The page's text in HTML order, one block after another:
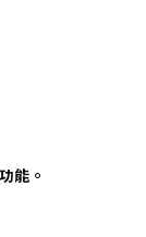
能。